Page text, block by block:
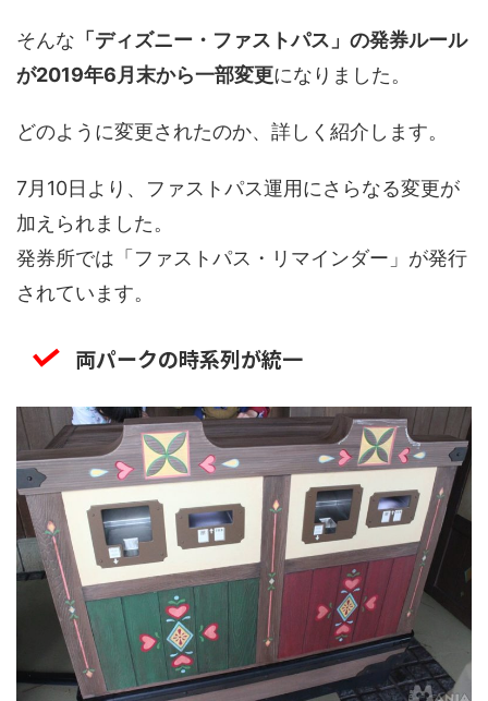
そんな 「ディズニー・ファストパス」の発券ルール
が2019年6月末から一部変更になりました。
どのように変更されたのか、詳しく紹介します。
7月10日より、ファストパス運用にさらなる変更が
加えられました。
発券所では「ファストパス・リマインダー」が発行
されています。
両パークの時系列が統一